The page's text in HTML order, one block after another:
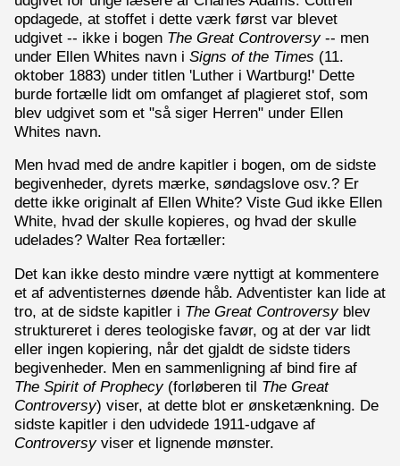
opdagede, at stoffet i dette værk først var blevet
udgivet -- ikke i bogen The Great Controversy-- men
under Ellen Whites navn i Signs of the Times (11.
oktober 1883) under titlen 'Luther i Wartburg!' Dette
burde fortælle lidt om omfanget af plagieret stof, som
blev udgivet som et "så siger Herren" under Ellen
Whites navn.
Men hvad med de andre kapitler i bogen, om de sidste
begivenheder, dyrets mærke, søndagslove osv.? Er
dette ikke originalt af Ellen White? Viste Gud ikke Ellen
White, hvad der skulle kopieres, og hvad der skulle
udelades? Walter Rea fortæller:
Det kan ikke desto mindre være nyttigt at kommentere
et af adventisternes døende håb. Adventister kan lide at
tro, at de sidste kapitler i The Great Controversyblev
struktureret i deres teologiske favør, og at der var lidt
eller ingen kopiering, når det gjaldt de sidste tiders
begivenheder. Men en sammenligning af bind fire af
The Spirit of Prophecy(forløberen til The Great
Controversy) viser, at dette blot er ønsketænkning. De
sidste kapitler i den udvidede 1911-udgave af
Controversyviser et lignende mønster.